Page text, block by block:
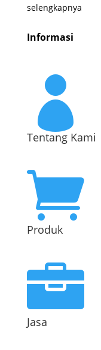
selengkapnya
Informasi

Tentang Kami

Produk

Jasa